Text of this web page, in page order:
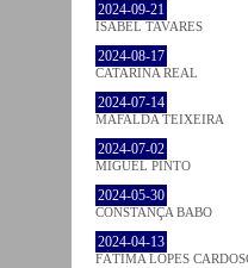
2024-09-21
ISABEL TAVARES
2024-08-17
CATARINA REAL
2024-07-14
MAFALDA TEIXEIRA
2024-07-02
MIGUEL PINTO
2024-05-30
CONSTANÇA BABO
2024-04-13
FÁTIMA LOPES